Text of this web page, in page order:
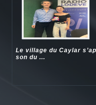
Le village du Caylar
son du ...